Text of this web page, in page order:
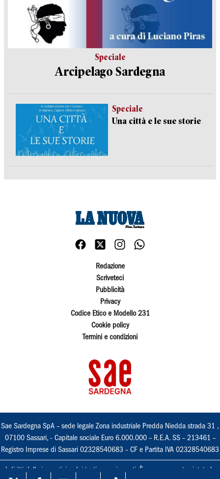
Speciale
Arcipelago Sardegna
Speciale
Una città e le sue storie
Redazione
Scriveteci
Pubblicità
Privacy
Codice Etico e Modello 231
Cookie policy
Termini e condizioni
Sae Sardegna SpA – sede legale Zona industriale Predda Niedda strada 31 ,
07100 Sassari, - Capitale sociale Euro 6.000.000 – R.E.A. SS – 213461 –
Registro Imprese di Sassari 02328540683 – CF e Partita IVA 02328540683
I diritti delle immagini e dei testi sono riservati. È espressamente vietata la